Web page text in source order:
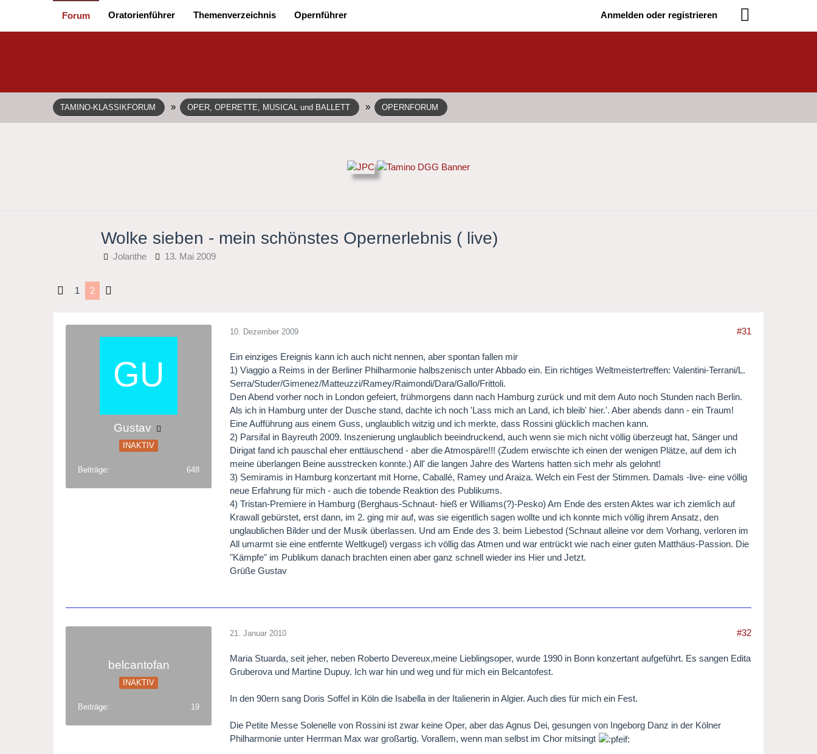
Forum Oratorienführer Themenverzeichnis Opernführer Anmelden oder registrieren
TAMINO-KLASSIKFORUM » OPER, OPERETTE, MUSICAL und BALLETT » OPERNFORUM
Wolke sieben - mein schönstes Opernerlebnis ( live)
Jolanthe 13. Mai 2009
1 2
Gustav
INAKTIV
Beiträge 648
10. Dezember 2009 #31
Ein einziges Ereignis kann ich auch nicht nennen, aber spontan fallen mir
1) Viaggio a Reims in der Berliner Philharmonie halbszenisch unter Abbado ein. Ein richtiges Weltmeistertreffen: Valentini-Terrani/L.
Serra/Studer/Gimenez/Matteuzzi/Ramey/Raimondi/Dara/Gallo/Frittoli.
Den Abend vorher noch in London gefeiert, frühmorgens dann nach Hamburg zurück und mit dem Auto noch Stunden nach Berlin.
Als ich in Hamburg unter der Dusche stand, dachte ich noch 'Lass mich an Land, ich bleib' hier.'. Aber abends dann - ein Traum!
Eine Aufführung aus einem Guss, unglaublich witzig und ich merkte, dass Rossini glücklich machen kann.
2) Parsifal in Bayreuth 2009. Inszenierung unglaublich beeindruckend, auch wenn sie mich nicht völlig überzeugt hat, Sänger und
Dirigat fand ich pauschal eher enttäuschend - aber die Atmospäre!!! (Zudem erwischte ich einen der wenigen Plätze, auf dem ich
meine überlangen Beine ausstrecken konnte.) All' die langen Jahre des Wartens hatten sich mehr als gelohnt!
3) Semiramis in Hamburg konzertant mit Horne, Caballé, Ramey und Araiza. Welch ein Fest der Stimmen. Damals -live- eine völlig
neue Erfahrung für mich - auch die tobende Reaktion des Publikums.
4) Tristan-Premiere in Hamburg (Berghaus-Schnaut- hieß er Williams(?)-Pesko) Am Ende des ersten Aktes war ich ziemlich auf
Krawall gebürstet, erst dann, im 2. ging mir auf, was sie eigentlich sagen wollte und ich konnte mich völlig ihrem Ansatz, den
unglaublichen Bilder und der Musik überlassen. Und am Ende des 3. beim Liebestod (Schnaut alleine vor dem Vorhang, verloren im
All umarmt sie eine entfernte Weltkugel) vergass ich völlig das Atmen und war entrückt wie nach einer guten Matthäus-Passion. Die
"Kämpfe" im Publikum danach brachten einen aber ganz schnell wieder ins Hier und Jetzt.
Grüße Gustav
belcantofan
INAKTIV
Beiträge 19
21. Januar 2010 #32
Maria Stuarda, seit jeher, neben Roberto Devereux,meine Lieblingsoper, wurde 1990 in Bonn konzertant aufgeführt. Es sangen Edita
Gruberova und Martine Dupuy. Ich war hin und weg und für mich ein Belcantofest.
In den 90ern sang Doris Soffel in Köln die Isabella in der Italienerin in Algier. Auch dies für mich ein Fest.
Die Petite Messe Solenelle von Rossini ist zwar keine Oper, aber das Agnus Dei, gesungen von Ingeborg Danz in der Kölner
Philharmonie unter Herrman Max war großartig. Vorallem, wenn man selbst im Chor mitsingt